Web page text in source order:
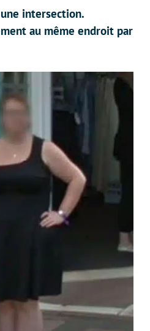
intersection.
au même endroit par